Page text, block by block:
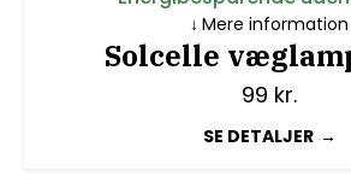
Solcelle
99 kr.
SE DETALJER
Mere information